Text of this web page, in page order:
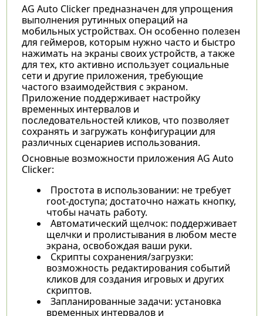
AG Auto Clicker предназначен для упрощения
выполнения рутинных операций на
мобильных устройствах. Он особенно полезен
для геймеров, которым нужно часто и быстро
нажимать на экраны своих устройств, а также
для тех, кто активно использует социальные
сети и другие приложения, требующие
частого взаимодействия с экраном.
Приложение поддерживает настройку
временных интервалов и
последовательностей кликов, что позволяет
сохранять и загружать конфигурации для
различных сценариев использования.
Основные возможности приложения AG Auto
Clicker:
Простота в использовании: не требует
root-доступа; достаточно нажать кнопку,
чтобы начать работу.
Автоматический щелчок: поддерживает
щелчки и пролистывания в любом месте
экрана, освобождая ваши руки.
Скрипты сохранения/загрузки:
возможность редактирования событий
кликов для создания игровых и других
скриптов.
Запланированные задачи: установка
временных интервалов и